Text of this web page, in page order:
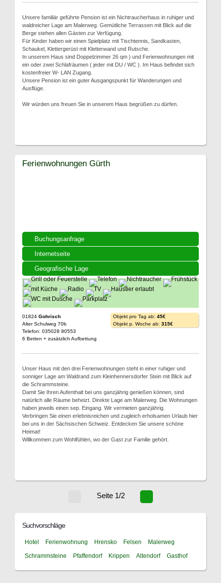
Unsere familiär geführte Pension ist ein Nichtraucherhaus in ruhiger und
waldreicher Lage am Malerweg. Gemütliche Terrassen mit Blick auf die
Berge stehen allen Gästen zur Verfügung.
Für Kinder haben wir einen Spielplatz mit Tischtennis, Sandkasten,
Schaukel, Klettergerüst mit Kletterwand und Rutsche.
In unserem Haus sind Doppelzimmer 26 qm ) und Ferienwohnungen mit
ein oder zwei Schlafräumen ( jeder mit DU / WC ). Im Haus befindet sich
kostenfreier W- LAN Zugang.
Unsere Pension ist ein guter Ausgangspunkt für Wanderungen und
Ausflüge.
Wir würden uns freuen Sie in unserem Haus begrüßen zu dürfen.
Buchungsanfrage
Internetseite
Geografische Lage
Ferienwohnungen Gürth
01824 Gohrisch
Alter Schulweg 70b
Telefon: 035028 80553
6 Betten + zusätzlich Aufbettung
Objekt pro Tag ab: 45€
Objekt p. Woche ab: 315€
Unser Haus mit den drei Ferienwohnungen steht in einer ruhiger und
sonniger Lage am Waldrand zum Kleinhennersdorfer Stein mit Blick auf
die Schrammsteine.
Damit Sie Ihren Aufenthalt bei uns ganzjährig genießen können, sind
natürlich alle Räume beheizt. Direkte Lage am Malerweg. Die Wohnungen
haben jeweils einen sep. Eingang. Wir vermieten ganzjährig.
Verbringen Sie einen erlebnisreichen und zugleich erholsamen Urlaub hier
bei uns in der Sächsischen Schweiz. Entdecken Sie unsere schöne
Heimat!
Willkommen zum Wohlfühlen, wo der Gast zur Familie gehört.
Seite 1/2
Suchvorschläge
Hotel Ferienwohnung Hrensko Felsen
Malerweg
Schrammsteine
Pfaffendorf Krippen Altendorf Gasthof